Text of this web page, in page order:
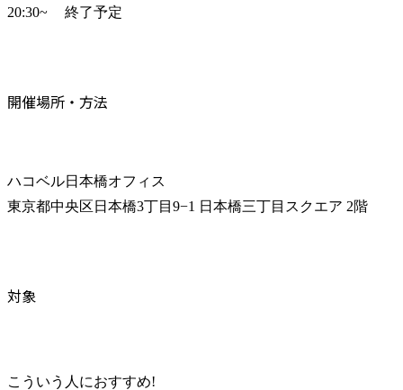
20:30~	終了予定
開催場所・方法
ハコベル日本橋オフィス
東京都中央区日本橋3丁目9−1 日本橋三丁目スクエア 2階
対象
こういう人におすすめ!